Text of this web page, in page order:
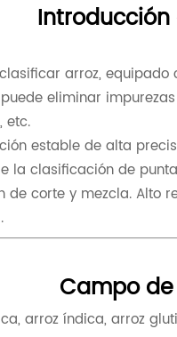
arroz,
eliminar
etc.
estable de alta
la clasificación de
corte y mezcla. Alto
Campo
arroz índica, arroz